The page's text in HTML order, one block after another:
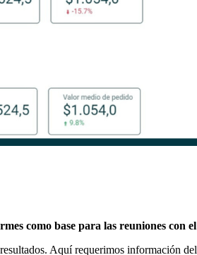
como base para las reuniones con
Aquí requerimos información